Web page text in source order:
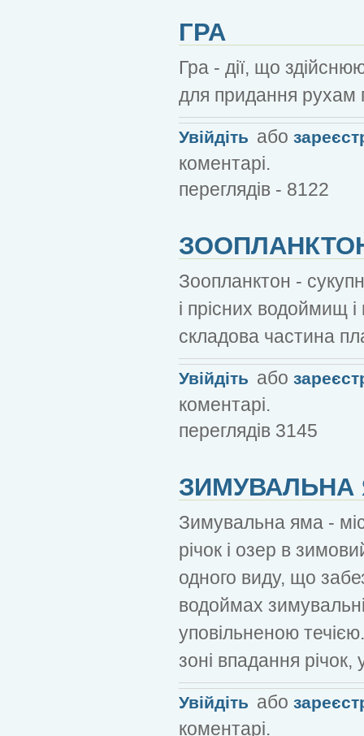
ГРА
Гра - дії, що
для придання рухам
Увійдіть або
коментарі.
переглядів - 8122
Зоопланктон -
і прісних водоймищ
складова частина
Увійдіть або
коментарі.
переглядів 3145
ЗИМУВАЛЬНА
Зимувальна яма -
річок і озер в
одного виду, що
водоймах
уповільненою
зоні впадання
Увійдіть або
коментарі.